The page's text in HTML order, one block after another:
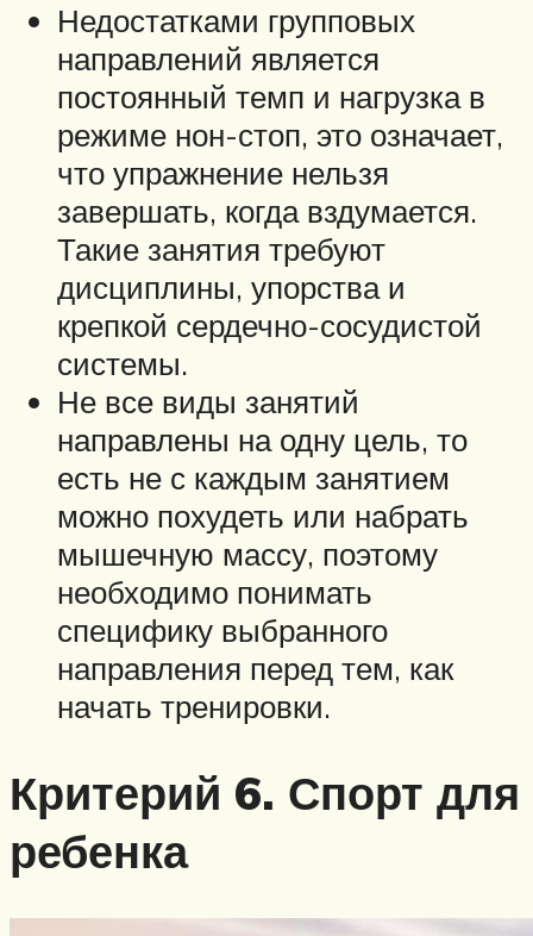
Недостатками групповых
направлений является
постоянный темп и нагрузка в
режиме нон-стоп, это означает,
что упражнение нельзя
завершать, когда вздумается.
Такие занятия требуют
дисциплины, упорства и
крепкой сердечно-сосудистой
системы.
Не все виды занятий
направлены на одну цель, то
есть не с каждым занятием
можно похудеть или набрать
мышечную массу, поэтому
необходимо понимать
специфику выбранного
направления перед тем, как
начать тренировки.
Критерий 6. Спорт для
ребенка